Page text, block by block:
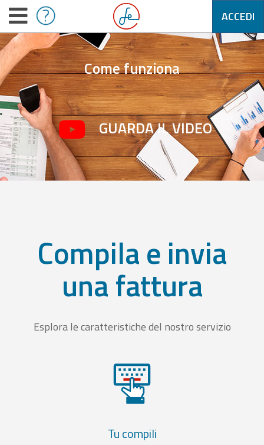
ACCEDI
Come funziona
GUARDA IL VIDEO
Compila e invia
una fattura
Esplora le caratteristiche del nostro servizio
Tu compili